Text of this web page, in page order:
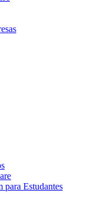
para Estudantes